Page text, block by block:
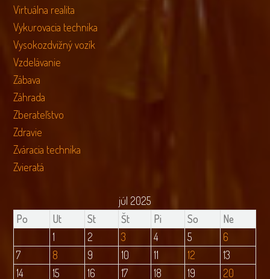
Virtuálna realita
Vykurovacia technika
Vysokozdvižný vozík
Vzdelávanie
Zábava
Záhrada
Zberateľstvo
Zdravie
Zváracia technika
Zvieratá
júl 2025
Po
Ut St Št Pi So
Ne
1
2 3 4 5
6
7
8 9 10 11 12
13
14
15 16 17 18 19 20